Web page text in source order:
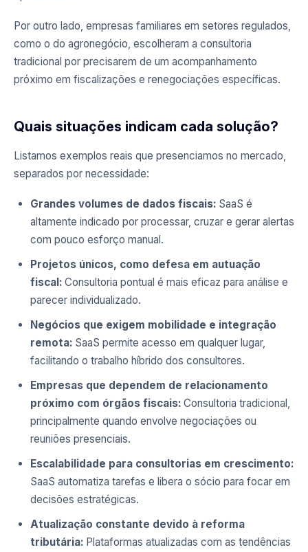
Por outro lado, empresas familiares em setores regulados,
como o do agronegócio, escolheram a consultoria
tradicional por precisarem de um acompanhamento
próximo em fiscalizações e renegociações específicas.
Quais situações indicam cada solução?
Listamos exemplos reais que presenciamos no mercado,
separados por necessidade:
Grandes volumes de dados fiscais: SaaS é
altamente indicado por processar, cruzar e gerar alertas
com pouco esforço manual.
Projetos únicos, como defesa em autuação
fiscal: Consultoria pontual é mais eficaz para análise e
parecer individualizado.
Negócios que exigem mobilidade e integração
remota: SaaS permite acesso em qualquer lugar,
facilitando o trabalho híbrido dos consultores.
Empresas que dependem de relacionamento
próximo com órgãos fiscais: Consultoria tradicional,
principalmente quando envolve negociações ou
reuniões presenciais.
Escalabilidade para consultorias em crescimento:
SaaS automatiza tarefas e libera o sócio para focar em
decisões estratégicas.
Atualização constante devido à reforma
tributária: Plataformas atualizadas com as tendências